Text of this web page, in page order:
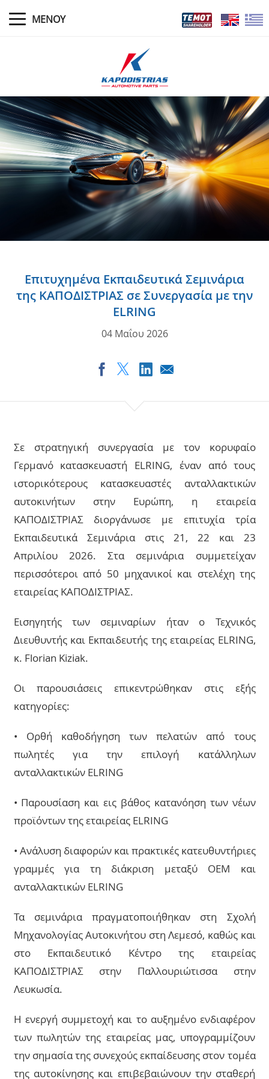
ΑΡΧΙΚΗ
ΝΕΑ
ΠΡΟΦΙΛ
ΔΙΟΙΚΗΣΗ
ΠΟΛΙΤΙΚΕΣ ΕΓΓΥΗΣΕΩΝ
ΠΡΟΪΟΝΤΑ
ΑΙΤΗΜΑΤΑ
ΚΑΡΙΕΡΑ
ΕΠΙΚΟΙΝΩΝΙΑ
ΜΕΝΟΥ
Επιτυχημένα Εκπαιδευτικά Σεμινάρια
της ΚΑΠΟΔΙΣΤΡΙΑΣ σε Συνεργασία με την
ELRING
04 Μαΐου 2026
Σε στρατηγική συνεργασία με τον κορυφαίο
Γερμανό κατασκευαστή ELRING, έναν από τους
ιστορικότερους κατασκευαστές ανταλλακτικών
αυτοκινήτων στην Ευρώπη, η εταιρεία
ΚΑΠΟΔΙΣΤΡΙΑΣ διοργάνωσε με επιτυχία τρία
Εκπαιδευτικά Σεμινάρια στις 21, 22 και 23
Απριλίου 2026. Στα σεμινάρια συμμετείχαν
περισσότεροι από 50 μηχανικοί και στελέχη της
εταιρείας ΚΑΠΟΔΙΣΤΡΙΑΣ.
Εισηγητής των σεμιναρίων ήταν ο Τεχνικός
Διευθυντής και Εκπαιδευτής της εταιρείας ELRING,
κ. Florian Kiziak.
Οι παρουσιάσεις επικεντρώθηκαν στις εξής
κατηγορίες:
• Ορθή καθοδήγηση των πελατών από τους
πωλητές για την επιλογή κατάλληλων
ανταλλακτικών ELRING
• Παρουσίαση και εις βάθος κατανόηση των νέων
προϊόντων της εταιρείας ELRING
• Ανάλυση διαφορών και πρακτικές κατευθυντήριες
γραμμές για τη διάκριση μεταξύ ΟΕΜ και
ανταλλακτικών ELRING
Τα σεμινάρια πραγματοποιήθηκαν στη Σχολή
Μηχανολογίας Αυτοκινήτου στη Λεμεσό, καθώς και
στο Εκπαιδευτικό Κέντρο της εταιρείας
ΚΑΠΟΔΙΣΤΡΙΑΣ στην Παλλουριώτισσα στην
Λευκωσία.
Η ενεργή συμμετοχή και το αυξημένο ενδιαφέρον
των πωλητών της εταιρείας μας, υπογραμμίζουν
την σημασία της συνεχούς εκπαίδευσης στον τομέα
της αυτοκίνησης και επιβεβαιώνουν την σταθερή